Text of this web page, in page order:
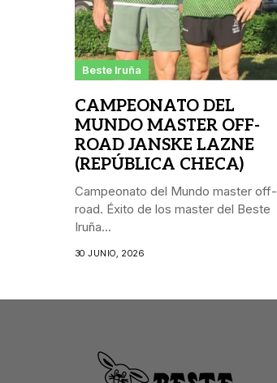
Beste Iruña
CAMPEONATO DEL
MUNDO MASTER OFF-
ROAD JANSKE LAZNE
(REPÚBLICA CHECA)
Campeonato del Mundo master off-
road. Éxito de los master del Beste
Iruña...
30 JUNIO, 2026